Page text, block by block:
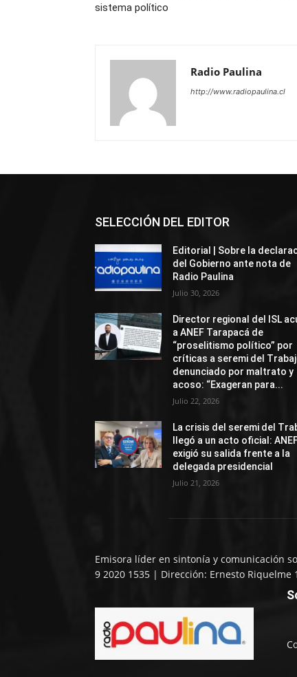
sistema político
Radio Paulina
http://www.radiopaulina.cl
SELECCIÓN DEL EDITOR
Editorial | Sobre la
del Gobierno ante nota de
Radio Paulina
Julio 30, 2026
Director regional del ISL
a ANEF Tarapacá de
“proselitismo político” por
críticas a seremi del
denunciado por maltrato y
acoso: “Exageran para...
Julio 22, 2026
La crisis del seremi del
llegó a un acto oficial:
exigió su salida frente a la
delegada presidencial
Julio 21, 2026
Emisora líder en sintonía y comunicación
9 2020 1535 | Dirección: Ernesto Riquelme